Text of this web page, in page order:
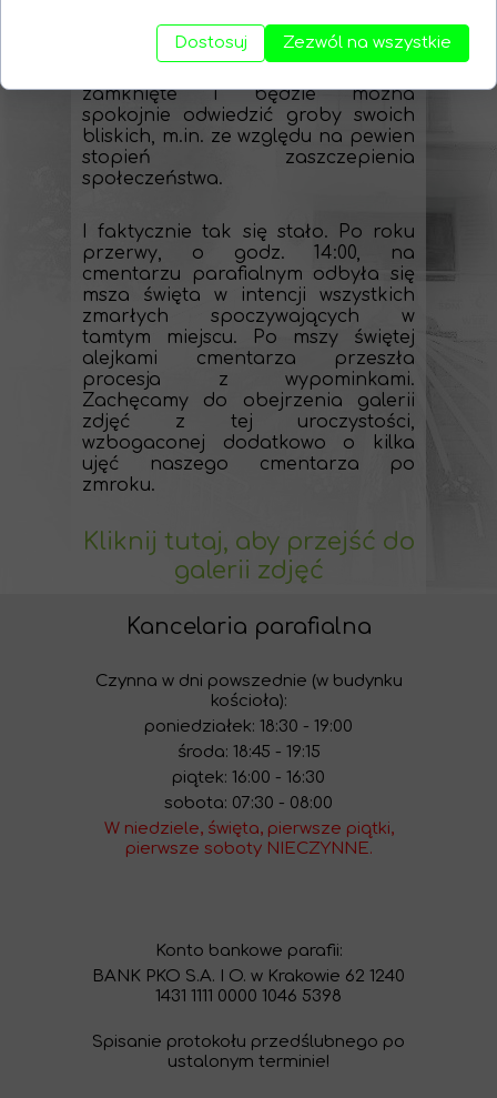
się czwartej fali w październiku br.
wszyscy spodziewali się, że tym
zamknięte i będzie można
spokojnie odwiedzić groby swoich
bliskich, m.in. ze względu na pewien
stopień zaszczepienia
społeczeństwa.
I faktycznie tak się stało. Po roku
przerwy, o godz. 14:00, na
cmentarzu parafialnym odbyła się
msza święta w intencji wszystkich
zmarłych spoczywających w
tamtym miejscu. Po mszy świętej
alejkami cmentarza przeszła
procesja z wypominkami.
Zachęcamy do obejrzenia galerii
zdjęć z tej uroczystości,
wzbogaconej dodatkowo o kilka
ujęć naszego cmentarza po
zmroku.
Kliknij tutaj, aby przejść do
galerii zdjęć
Kancelaria parafialna
Czynna w dni powszednie (w budynku
kościoła):
poniedziałek: 18:30 - 19:00
środa: 18:45 - 19:15
piątek: 16:00 - 16:30
sobota: 07:30 - 08:00
W niedziele, święta, pierwsze piątki,
pierwsze soboty NIECZYNNE.
Konto bankowe parafii:
BANK PKO S.A. I O. w Krakowie 62 1240
1431 1111 0000 1046 5398
Spisanie protokołu przedślubnego po
ustalonym terminie!
Dostosuj Zezwól na wszystkie